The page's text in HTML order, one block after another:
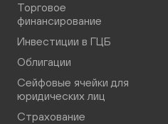
Торговое
финансирование
Инвестиции в ГЦБ
Облигации
Сейфовые ячейки для
юридических лиц
Страхование